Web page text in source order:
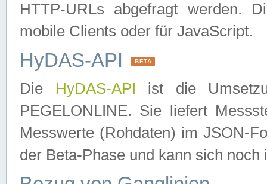
HTTP-URLs abgefragt werden.
mobile Clients oder für JavaScript.
HyDAS-API BETA
Die HyDAS-API ist die
PEGELONLINE. Sie liefert
Messwerte (Rohdaten) im JSON-
der Beta-Phase und kann sich noch